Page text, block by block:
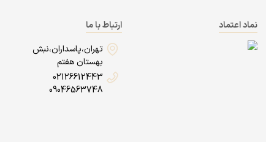
نماد اعتماد
ارتباط با ما
تهران،پاسداران،نبش
بهستان هفتم
02126612443
09046563748